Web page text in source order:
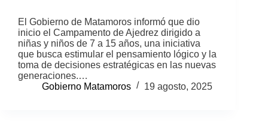
El Gobierno de Matamoros informó que dio
inicio el Campamento de Ajedrez dirigido a
niñas y niños de 7 a 15 años, una iniciativa
que busca estimular el pensamiento lógico y la
toma de decisiones estratégicas en las nuevas
generaciones.…
Gobierno Matamoros
19 agosto, 2025